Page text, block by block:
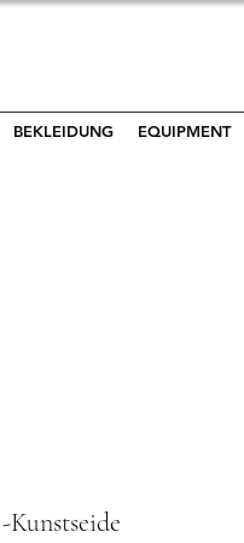
BEKLEIDUNG EQUIPMENT
Kunstseide